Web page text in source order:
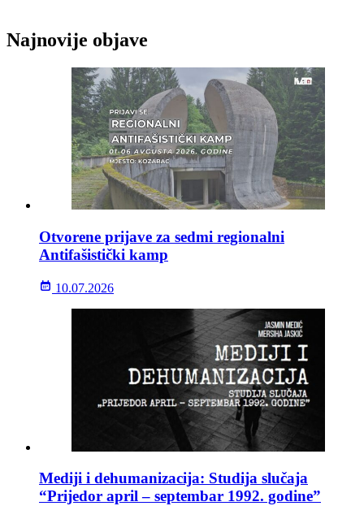
Najnovije objave
Otvorene prijave za sedmi regionalni
Antifašistički kamp
10.07.2026
Mediji i dehumanizacija: Studija slučaja
“Prijedor april – septembar 1992. godine”